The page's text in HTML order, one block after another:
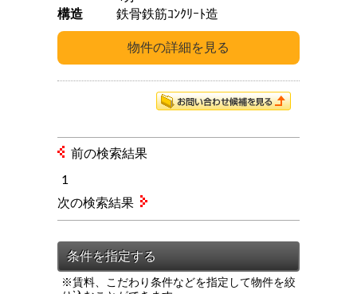
構造
鉄骨鉄筋ｺﾝｸﾘｰﾄ造
前の検索結果
1
※賃料、こだわり条件などを指定して物件を絞